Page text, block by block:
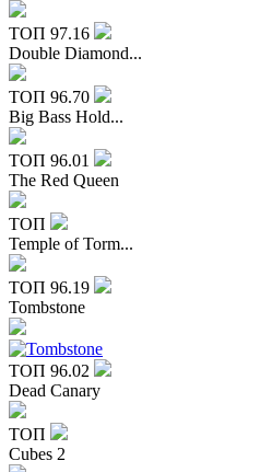
ТОП 97.16
Double Diamond...
ТОП 96.70
Big Bass Hold...
ТОП 96.01
The Red Queen
ТОП
Temple of Torm...
ТОП 96.19
Tombstone
ТОП 96.02
Dead Canary
ТОП
Cubes 2